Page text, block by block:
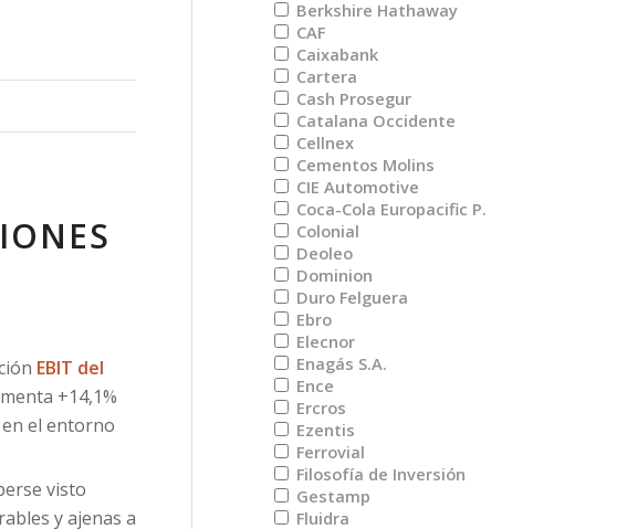
EBIT del
+14,1%
el entorno
visto
y ajenas a
Berkshire Hathaway
CAF
Caixabank
Cartera
Cash Prosegur
Catalana Occidente
Cellnex
Cementos Molins
CIE Automotive
Coca-Cola Europacific P.
Colonial
Deoleo
Dominion
Duro Felguera
Ebro
Elecnor
Enagás S.A.
Ence
Ercros
Ezentis
Ferrovial
Filosofía de Inversión
Gestamp
Fluidra